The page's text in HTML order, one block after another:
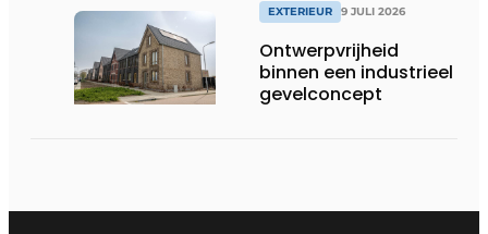
EXTERIEUR 9 JULI 2026
Ontwerpvrijheid
binnen een industrieel
gevelconcept